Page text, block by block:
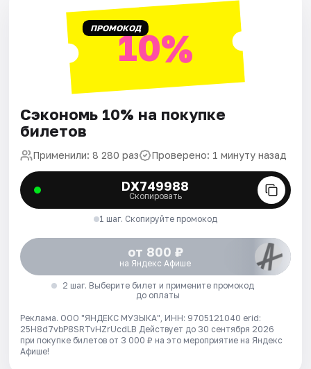
ПРОМОКОД10%
Сэкономь 10% на покупке
билетов
Применили: 8 280 раз Проверено: 1 минуту назад
DX749988
Скопировать
1 шаг. Скопируйте промокод
от 800 ₽
на Яндекс Афише
2 шаг. Выберите билет и примените промокод
до оплаты
Реклама. ООО "ЯНДЕКС МУЗЫКА", ИНН: 9705121040 erid:
25H8d7vbP8SRTvHZrUcdLB Действует до 30 сентября 2026
при покупке билетов от 3 000 ₽ на это мероприятие на Яндекс
Афише!